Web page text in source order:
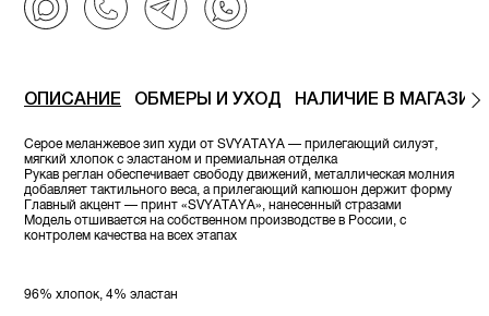
ОПИСАНИЕ ОБМЕРЫ И УХОД НАЛИЧИЕ В
Серое меланжевое зип худи от SVYATAYA — прилегающий силуэт,
мягкий хлопок с эластаном и премиальная отделка
Рукав реглан обеспечивает свободу движений, металлическая молния
добавляет тактильного веса, а прилегающий капюшон держит форму
Главный акцент — принт «SVYATAYA», нанесенный стразами
Модель отшивается на собственном производстве в России, с
контролем качества на всех этапах
96% хлопок, 4% эластан